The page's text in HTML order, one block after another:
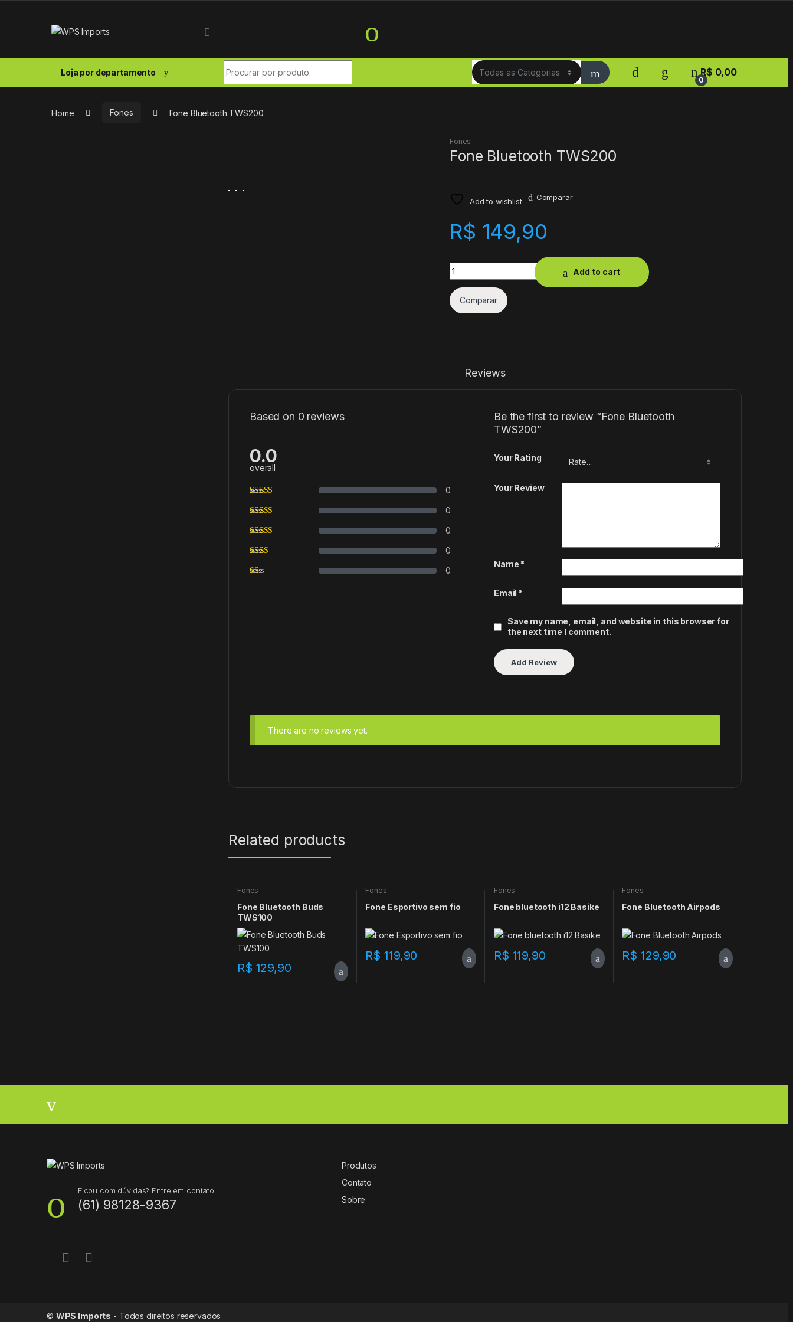
Loja por departamento
0
R$ 0,00
Home Fones Fone Bluetooth TWS200
Fones
Fone Bluetooth TWS200
Add to wishlist Comparar
R$ 149,90
Quantity
Add to cart
Comparar
Reviews
Based on 0 reviews
0.0
overall
0
0
0
0
0
Be the first to review “Fone Bluetooth
TWS200”
Your Rating
Your Review
Name *
Email *
Save my name, email, and website in this browser for
the next time I comment.
There are no reviews yet.
Related products
Fones
Fone Bluetooth Buds
TWS100
R$ 129,90
Fones
Fone Esportivo sem fio
R$ 119,90
Fones
Fone bluetooth i12 Basike
R$ 119,90
Fones
Fone Bluetooth Airpods
R$ 129,90
Ficou com dúvidas? Entre em contato...
(61) 98128-9367
Produtos
Contato
Sobre
© WPS Imports - Todos direitos reservados